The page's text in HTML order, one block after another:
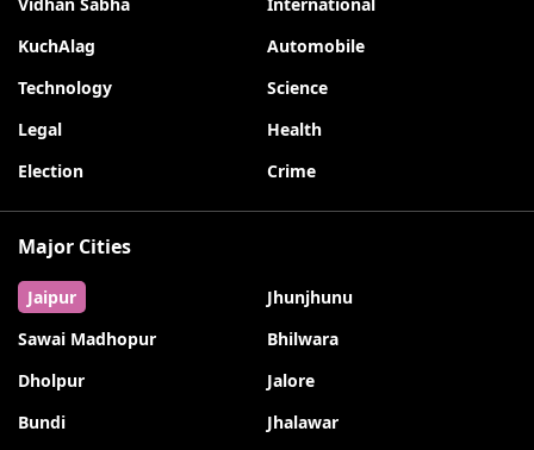
KuchAlag
Automobile
Technology
Science
Legal
Health
Election
Crime
Major Cities
Jaipur
Jhunjhunu
Sawai Madhopur
Bhilwara
Dholpur
Jalore
Bundi
Jhalawar